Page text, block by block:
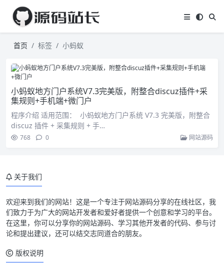
首页 标签 小蚂蚁
小蚂蚁地方门户系统V7.3完美版，附整合discuz插件+采
集规则+手机端+微门户
程序介绍 适用范围： 小蚂蚁地方门户系统 V7.3 完美版，附整合
discuz 插件 + 采集规则 + 手…
768 0 网站源码
关于我们
欢迎来到我们的网站！这是一个专注于网站源码分享的在线社区，我
们致力于为广大的网站开发者和爱好者提供一个创意和学习的平台。
在这里，你可以分享你的网站源码、学习其他开发者的代码、参与讨
论和提出建议，还可以结交志同道合的朋友。
版权说明